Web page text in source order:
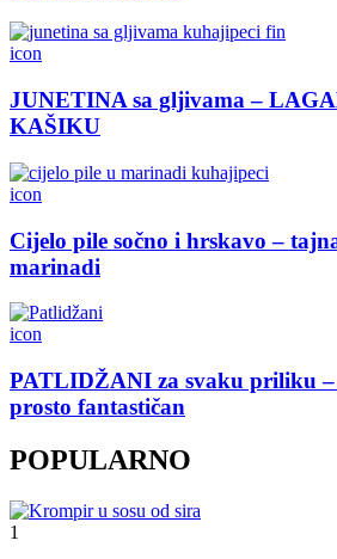
icon
JUNETINA sa gljivama –
KAŠIKU
icon
Cijelo pile sočno i hrskavo –
marinadi
icon
PATLIDŽANI za svaku priliku –
prosto fantastičan
POPULARNO
1